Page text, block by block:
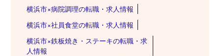
横浜市×病院調理の転職・求人情報
横浜市×社員食堂の転職・求人情報
横浜市×鉄板焼き・ステーキの転職・求
人情報